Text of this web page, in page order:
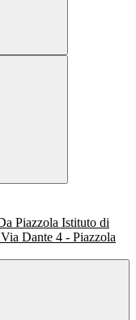
Istituto di
Via Dante 4 - Piazzola